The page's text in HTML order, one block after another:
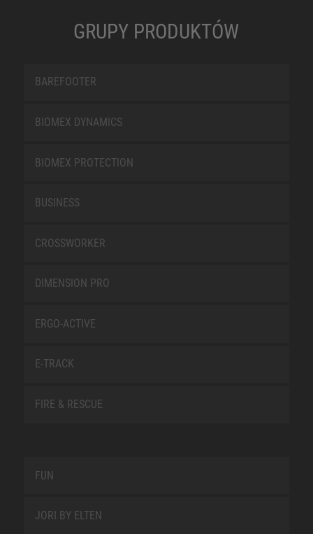
GRUPY PRODUKTÓW
BAREFOOTER
BIOMEX DYNAMICS
BIOMEX PROTECTION
BUSINESS
CROSSWORKER
DIMENSION PRO
ERGO-ACTIVE
E-TRACK
FIRE & RESCUE
FUN
JORI BY ELTEN